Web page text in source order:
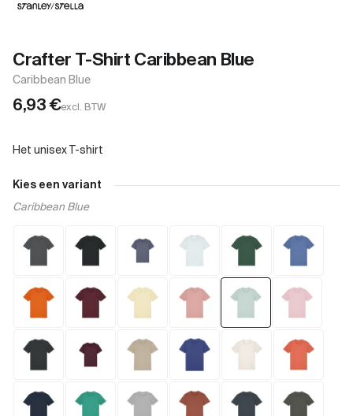
Crafter T-Shirt Caribbean Blue
Caribbean Blue
6,93€excl. BTW
Kies een variant
Caribbean Blue